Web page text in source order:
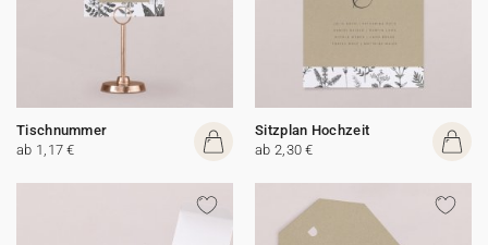
Tischnummer
ab 1,17 €
Sitzplan Hochzeit
ab 2,30 €